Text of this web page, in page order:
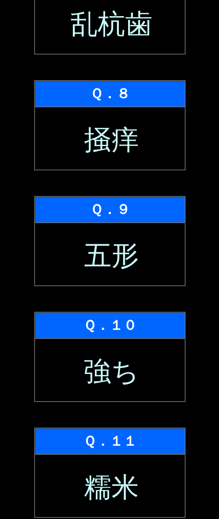
乱杭歯
Ｑ．８
掻痒
Ｑ．９
五形
Ｑ．１０
強ち
Ｑ．１１
糯米